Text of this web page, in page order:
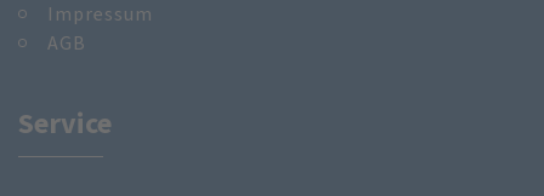
Impressum
AGB
Service